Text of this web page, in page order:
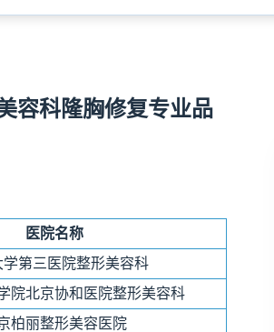
容科隆胸修复专业品
医院名称
学第三医院整形美容科
院北京协和医院整形美容科
柏丽整形美容医院